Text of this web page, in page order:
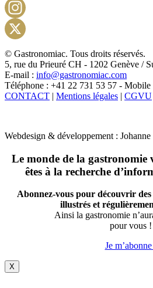
X
© Gastronomiac. Tous droits réservés.
5, rue du Prieuré CH - 1202 Genève /
E-mail : info@gastronomiac.com
Téléphone : +41 22 731 53 57 -
CONTACT | Mentions légales | CGVU
Webdesign & développement : Johanne
Le monde de la gastronomie
êtes à la recherche
Abonnez-vous pour découvrir des
illustrés et
Ainsi la gastronomie
pour vous !
Je
X